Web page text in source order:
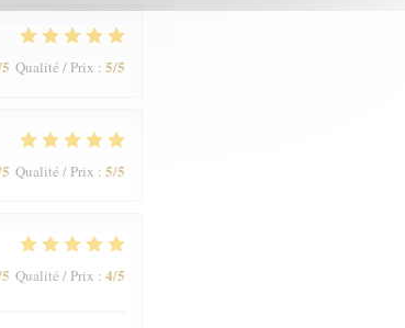
Qualité / Prix : 5/5
Qualité / Prix : 5/5
Qualité / Prix : 4/5